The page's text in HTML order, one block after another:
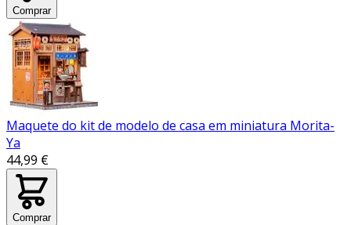
Comprar
Maquete do kit de modelo de casa em miniatura Morita-
Ya
44,99 €
Comprar